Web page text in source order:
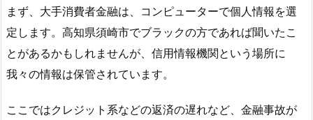
まず、大手消費者金融は、コンピューターで個人情報を選
定します。高知県須崎市でブラックの方であれば聞いたこ
とがあるかもしれませんが、信用情報機関という場所に
我々の情報は保管されています。
ここではクレジット系などの返済の遅れなど、金融事故が